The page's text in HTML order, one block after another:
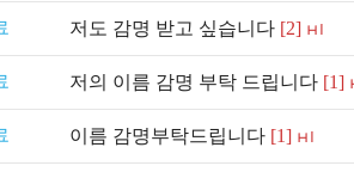
저도 감명 받고 싶습니다 [2]
저의 이름 감명 부탁 드립니다 [1]
이름 감명부탁드립니다 [1]